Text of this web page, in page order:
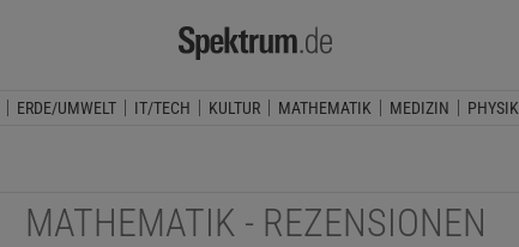
ERDE/UMWELT IT/TECH KULTUR MATHEMATIK MEDIZIN PHYSIK
MATHEMATIK - REZENSIONEN